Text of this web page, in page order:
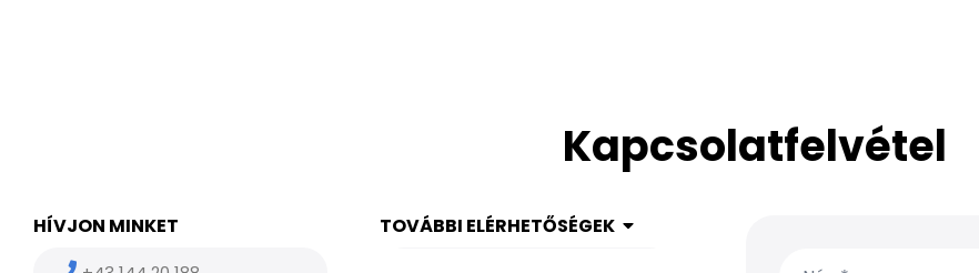
Kapcsolatfelvétel
HÍVJON MINKET TOVÁBBI ELÉRHETŐSÉGEK